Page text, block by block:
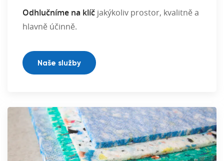
Odhlučníme na klíč jakýkoliv prostor, kvalitně a
hlavně účinně.
Naše služby